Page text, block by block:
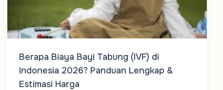
Berapa Biaya Bayi Tabung (IVF) di
Indonesia 2026? Panduan Lengkap &
Estimasi Harga